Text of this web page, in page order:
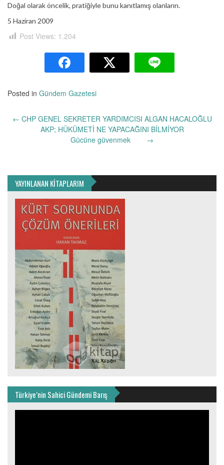
Doğal olarak öncelik, pratiğiyle bunu kanıtlamış olanların.
5 Haziran 2009
Post Views: 1.204
Posted in Gündem Gazetesi
Yazı
← CHP GENEL SEKRETER YARDIMCISI ALGAN HACALOĞLU
AKP; HÜKÜMETİ NE YAPACAĞINI BİLMİYOR
Gücüne güvenmek →
YAYINLANAN KİTAPLARIM
Türkiye’nin Sahici Gündemi Barış